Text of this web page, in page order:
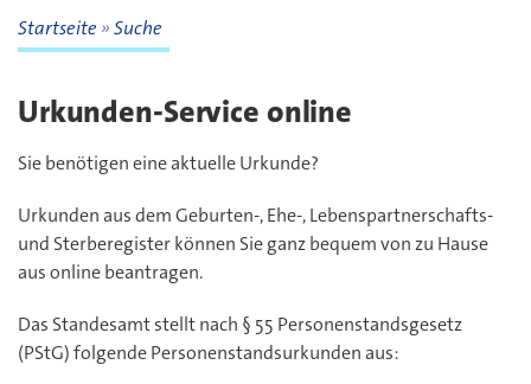
Startseite Suche
Urkunden-Service online
Sie benötigen eine aktuelle Urkunde?
Urkunden aus dem Geburten-, Ehe-, Lebenspartnerschafts-
und Sterberegister können Sie ganz bequem von zu Hause
aus online beantragen.
Das Standesamt stellt nach § 55 Personenstandsgesetz
(PStG) folgende Personenstandsurkunden aus: